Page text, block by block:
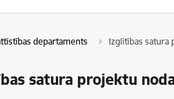
departaments Izglītības satura
satura projektu